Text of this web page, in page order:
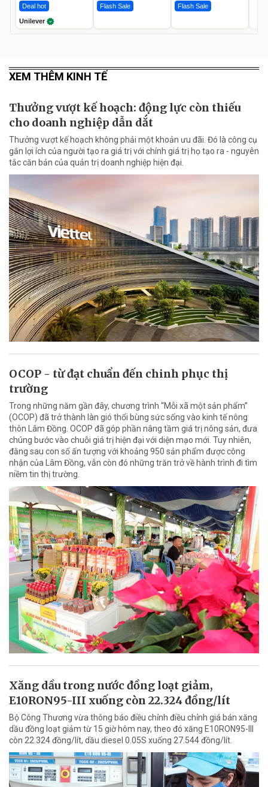
Deal hot
Unilever
Flash Sale Flash Sale
XEM THÊM KINH TẾ
Thưởng vượt kế hoạch: động lực còn thiếu
cho doanh nghiệp dẫn dắt
Thưởng vượt kế hoạch không phải một khoản ưu đãi. Đó là công cụ
gắn lợi ích của người tạo ra giá trị với chính giá trị họ tạo ra - nguyên
tắc căn bản của quản trị doanh nghiệp hiện đại.
OCOP - từ đạt chuẩn đến chinh phục thị
trường
Trong những năm gần đây, chương trình “Mỗi xã một sản phẩm”
(OCOP) đã trở thành làn gió thổi bùng sức sống vào kinh tế nông
thôn Lâm Đồng. OCOP đã góp phần nâng tầm giá trị nông sản, đưa
chúng bước vào chuỗi giá trị hiện đại với diện mạo mới. Tuy nhiên,
đằng sau con số ấn tượng với khoảng 950 sản phẩm được công
nhận của Lâm Đồng, vẫn còn đó những trăn trở về hành trình đi tìm
niềm tin thị trường.
Xăng dầu trong nước đồng loạt giảm,
E10RON95-III xuống còn 22.324 đồng/lít
Bộ Công Thương vừa thông báo điều chỉnh điều chỉnh giá bán xăng
dầu đồng loạt giảm từ 15 giờ hôm nay, theo đó xăng E10RON95-III
còn 22.324 đồng/lít, dầu diesel 0.05S xuống 27.544 đồng/lít.